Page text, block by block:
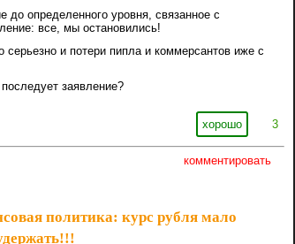
до определенного уровня, связанное с
все, мы остановились!
и потери пипла и коммерсантов иже с
заявление?
хорошо 3
комментировать
политика: курс рубля мало